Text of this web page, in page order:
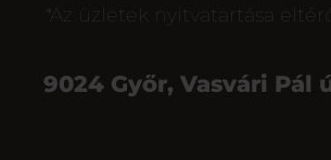
*Az üzletek nyitvatartása
9024 Győr, Vasvári Pál